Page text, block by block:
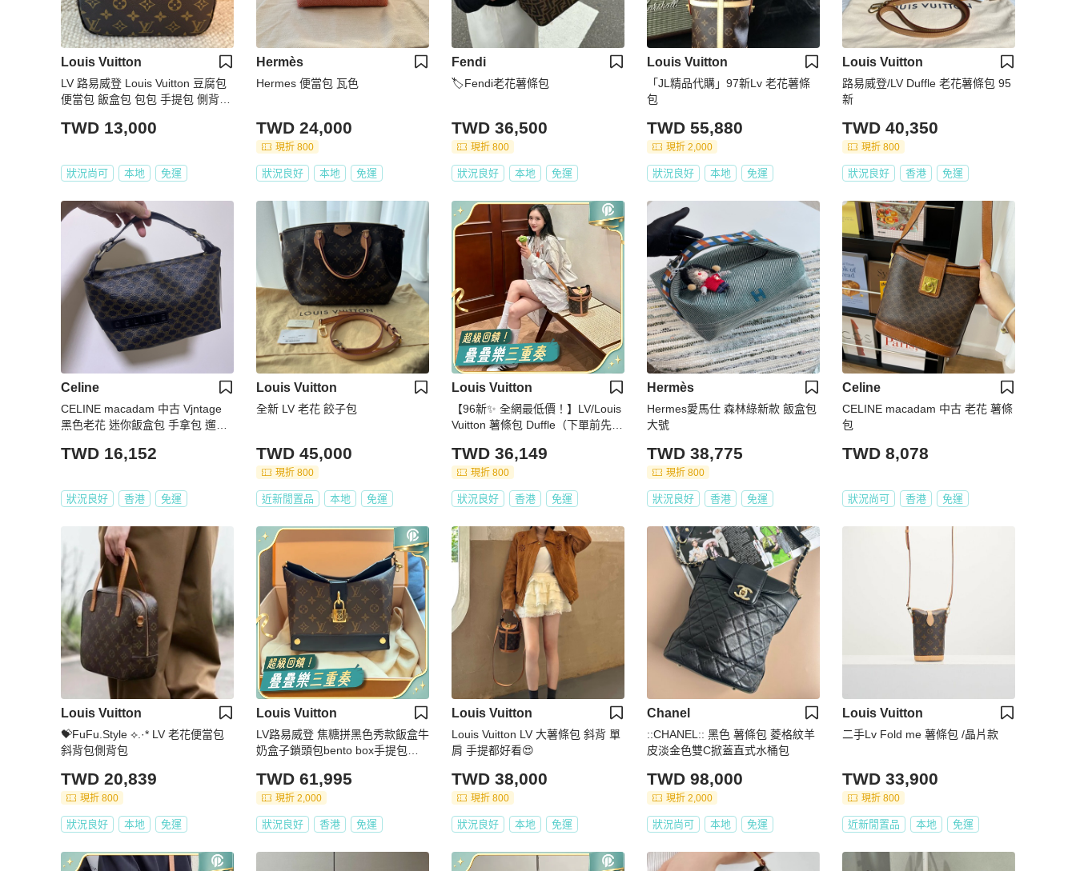
Louis Vuitton
LV 路易威登 Louis Vuitton 豆腐包
便當包 飯盒包 包包 手提包 側背包
TWD 13,000
狀況尚可 本地 免運
Hermès
Hermes 便當包 瓦色
TWD 24,000
現折 800
狀況良好 本地 免運
Fendi
🏷Fendi老花薯條包
TWD 36,500
現折 800
狀況良好 本地 免運
Louis Vuitton
「JL精品代購」97新Lv 老花薯條
包
TWD 55,880
現折 2,000
狀況良好 本地 免運
Louis Vuitton
路易威登/LV Duffle 老花薯條包 95
新
TWD 40,350
現折 800
狀況良好 香港 免運
Celine
CELINE macadam 中古 Vjntage
黑色老花 迷你飯盒包 手拿包 遛狗
TWD 16,152
狀況良好 香港 免運
Louis Vuitton
全新 LV 老花 餃子包
TWD 45,000
現折 800
近新閒置品 本地 免運
Louis Vuitton
【96新✨ 全網最低價！】LV/Louis
Vuitton 薯條包 Duffle（下單前先詢
TWD 36,149
現折 800
狀況良好 香港 免運
Hermès
Hermes愛馬仕 森林綠新款 飯盒包
大號
TWD 38,775
現折 800
狀況良好 香港 免運
Celine
CELINE macadam 中古 老花 薯條
包
TWD 8,078
狀況尚可 香港 免運
Louis Vuitton
💝FuFu.Style ⟡.·* LV 老花便當包
斜背包側背包
TWD 20,839
現折 800
狀況良好 本地 免運
Louis Vuitton
LV路易威登 焦糖拼黑色秀款飯盒牛
奶盒子鎖頭包bento box手提包斜
TWD 61,995
現折 2,000
狀況良好 香港 免運
Louis Vuitton
Louis Vuitton LV 大薯條包 斜背 單
肩 手提都好看😍
TWD 38,000
現折 800
狀況良好 本地 免運
Chanel
::CHANEL:: 黑色 薯條包 菱格紋羊
皮淡金色雙C掀蓋直式水桶包
TWD 98,000
現折 2,000
狀況尚可 本地 免運
Louis Vuitton
二手Lv Fold me 薯條包 /晶片款
TWD 33,900
現折 800
近新閒置品 本地 免運